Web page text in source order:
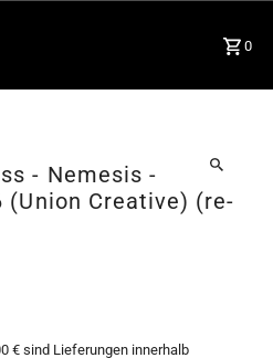
0
- Nemesis -
(Union Creative) (re-
€ sind Lieferungen innerhalb